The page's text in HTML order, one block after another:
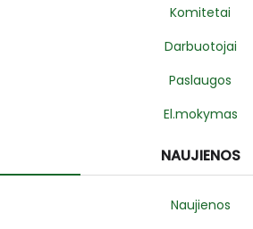
Komitetai
Darbuotojai
Paslaugos
El.mokymas
NAUJIENOS
Naujienos